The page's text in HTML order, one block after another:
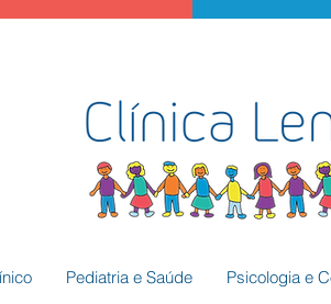
Pediatria e Saúde Psicologia e